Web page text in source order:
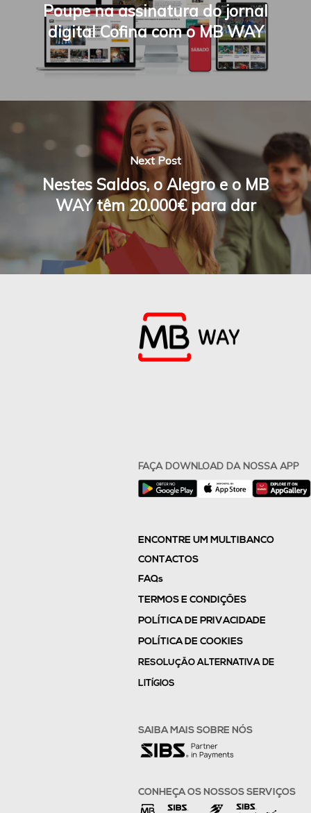
Poupe na assinatura do jornal
digital Cofina com o MB WAY
Next Post
Nestes Saldos, o Alegro e o MB
WAY têm 20.000€ para dar
FAÇA DOWNLOAD DA NOSSA APP
ENCONTRE UM MULTIBANCO
CONTACTOS
FAQs
TERMOS E CONDIÇÕES
POLÍTICA DE PRIVACIDADE
POLÍTICA DE COOKIES
RESOLUÇÃO ALTERNATIVA DE
LITÍGIOS
SAIBA MAIS SOBRE NÓS
CONHEÇA OS NOSSOS SERVIÇOS